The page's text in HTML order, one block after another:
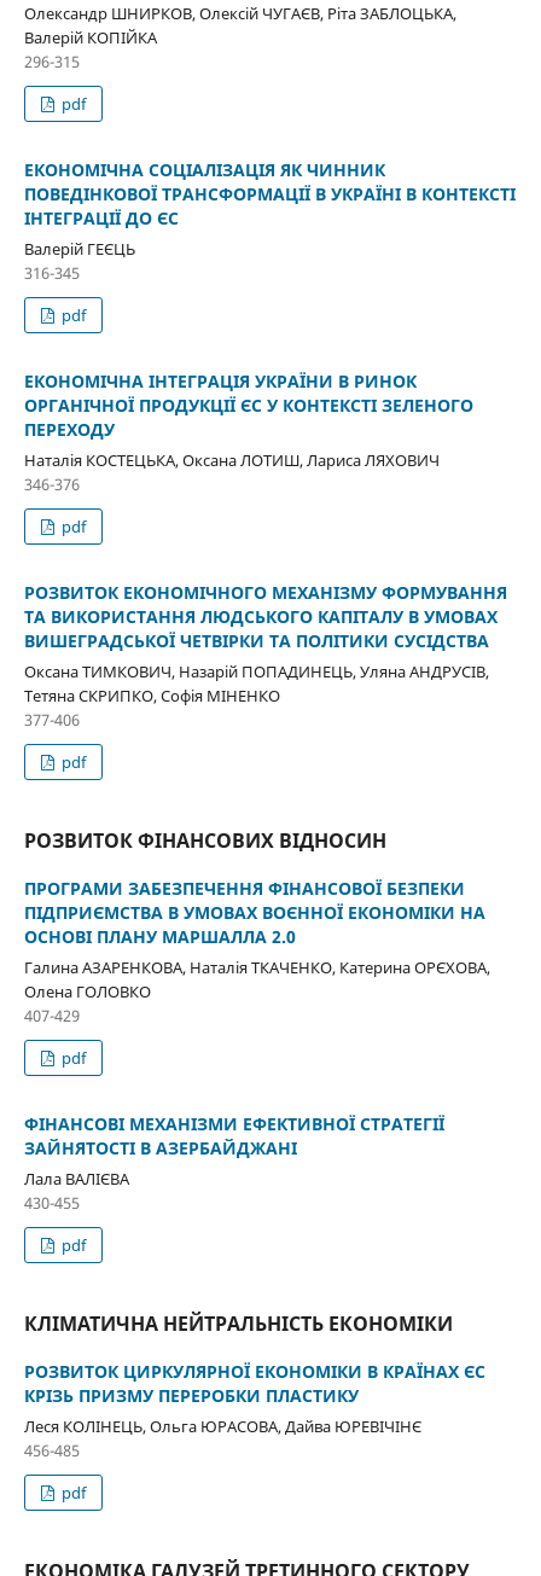
Олександр ШНИРКОВ, Олексій ЧУГАЄВ, Ріта ЗАБЛОЦЬКА,
Валерій КОПІЙКА
296-315
pdf
ЕКОНОМІЧНА СОЦІАЛІЗАЦІЯ ЯК ЧИННИК
ПОВЕДІНКОВОЇ ТРАНСФОРМАЦІЇ В УКРАЇНІ В КОНТЕКСТІ
ІНТЕГРАЦІЇ ДО ЄС
Валерій ГЕЄЦЬ
316-345
pdf
ЕКОНОМІЧНА ІНТЕГРАЦІЯ УКРАЇНИ В РИНОК
ОРГАНІЧНОЇ ПРОДУКЦІЇ ЄС У КОНТЕКСТІ ЗЕЛЕНОГО
ПЕРЕХОДУ
Наталія КОСТЕЦЬКА, Оксана ЛОТИШ, Лариса ЛЯХОВИЧ
346-376
pdf
РОЗВИТОК ЕКОНОМІЧНОГО МЕХАНІЗМУ ФОРМУВАННЯ
ТА ВИКОРИСТАННЯ ЛЮДСЬКОГО КАПІТАЛУ В УМОВАХ
ВИШЕГРАДСЬКОЇ ЧЕТВІРКИ ТА ПОЛІТИКИ СУСІДСТВА
Оксана ТИМКОВИЧ, Назарій ПОПАДИНЕЦЬ, Уляна АНДРУСІВ,
Тетяна СКРИПКО, Софія МІНЕНКО
377-406
pdf
РОЗВИТОК ФІНАНСОВИХ ВІДНОСИН
ПРОГРАМИ ЗАБЕЗПЕЧЕННЯ ФІНАНСОВОЇ БЕЗПЕКИ
ПІДПРИЄМСТВА В УМОВАХ ВОЄННОЇ ЕКОНОМІКИ НА
ОСНОВІ ПЛАНУ МАРШАЛЛА 2.0
Галина АЗАРЕНКОВА, Наталія ТКАЧЕНКО, Катерина ОРЄХОВА,
Олена ГОЛОВКО
407-429
pdf
ФІНАНСОВІ МЕХАНІЗМИ ЕФЕКТИВНОЇ СТРАТЕГІЇ
ЗАЙНЯТОСТІ В АЗЕРБАЙДЖАНІ
Лала ВАЛІЄВА
430-455
pdf
КЛІМАТИЧНА НЕЙТРАЛЬНІСТЬ ЕКОНОМІКИ
РОЗВИТОК ЦИРКУЛЯРНОЇ ЕКОНОМІКИ В КРАЇНАХ ЄС
КРІЗЬ ПРИЗМУ ПЕРЕРОБКИ ПЛАСТИКУ
Леся КОЛІНЕЦЬ, Ольга ЮРАСОВА, Дайва ЮРЕВІЧІНЄ
456-485
pdf